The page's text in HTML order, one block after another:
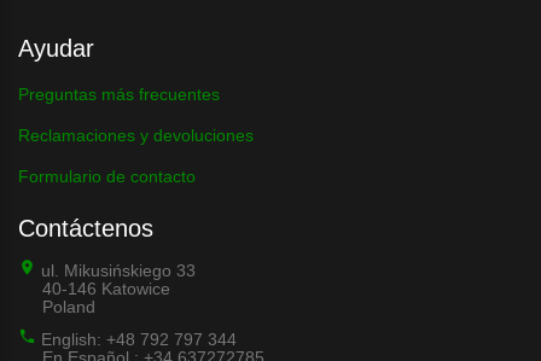
Ayudar
Preguntas más frecuentes
Reclamaciones y devoluciones
Formulario de contacto
Contáctenos
ul. Mikusińskiego 33
40-146 Katowice
Poland
English: +48 792 797 344
En Español : +34 637272785